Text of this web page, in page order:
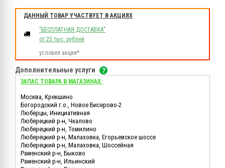
ДАННЫЙ ТОВАР УЧАСТВУЕТ В АКЦИЯХ
"БЕСПЛАТНАЯ ДОСТАВКА"
от 25 тыс. рублей
условия акции*
Дополнительные услуги
ЗАПАС ТОВАРА В МАГАЗИНАХ:
Москва, Крекшино
Богородский г.о., Новое Бисерово-2
Люберцы, Инициативная
Люберецкий р-н, Чкалово
Люберецкий р-н, Томилино
Люберецкий р-н, Малаховка, Егорьевское шоссе
Люберецкий р-н, Малаховка, Шоссейная
Раменский р-н, Быково
Раменский р-н, Ильинский